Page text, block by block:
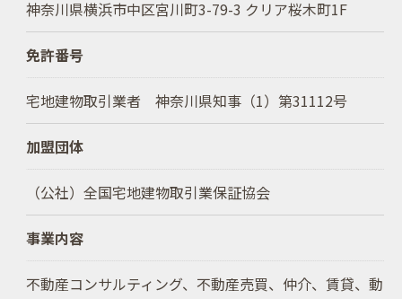
神奈川県横浜市中区宮川町3-79-3 クリア桜木町1F
免許番号
宅地建物取引業者 神奈川県知事（1）第31112号
加盟団体
（公社）全国宅地建物取引業保証協会
事業内容
不動産コンサルティング、不動産売買、仲介、賃貸、動